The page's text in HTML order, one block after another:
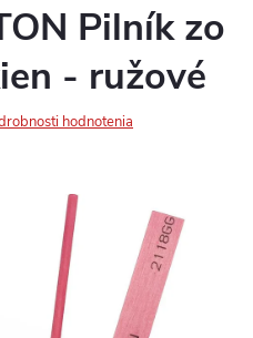
Pilník zo
- ružové
hodnotenia